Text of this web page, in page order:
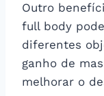
Outro
full body
diferentes
ganho de
melhorar o